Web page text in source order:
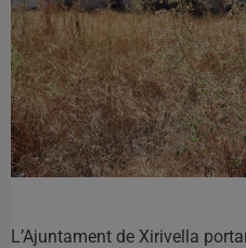
L’Ajuntament de Xirivella